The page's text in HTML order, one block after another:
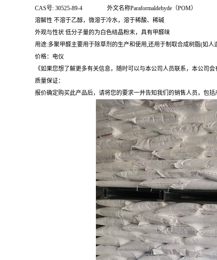
CAS号: 30525-89-4 外文名称Paraformaldehyde（POM）
溶解性 不溶于乙醇，微溶于冷水，溶于稀酸、稀碱
外观与性状 低分子量的为白色结晶粉末，具有甲醛味
用途:多聚甲醛主要用于除草剂的生产和使用,还用于制取合成树脂(如
价格：电仪
《如果您想了解更多有关信息，随时可以与本公司人员联系，本公司
质量保证：
报价确定购买此产品后，请将您的要求一并告知我们的销售人员，包